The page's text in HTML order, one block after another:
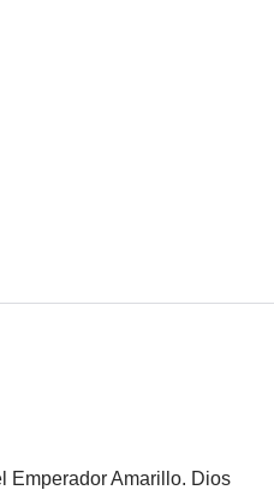
Emperador Amarillo. Dios